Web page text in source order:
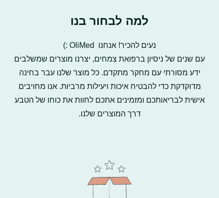
למה לבחור בנו
נעים להכיר! אנחנו OliMed :)
עם שנים של ניסיון ברפואת צמחים, יצרנו מוצרים שמשלבים
ידע מסורתי עם מחקר מתקדם. כל מוצר שלנו עבר בחינה
מדוקדקת כדי להבטיח איכות ויעילות מרביות. אנו מחויבים
אישית לבריאותכם ומזמינים אתכם לחוות את כוחו של הטבע
דרך המוצרים שלנו.